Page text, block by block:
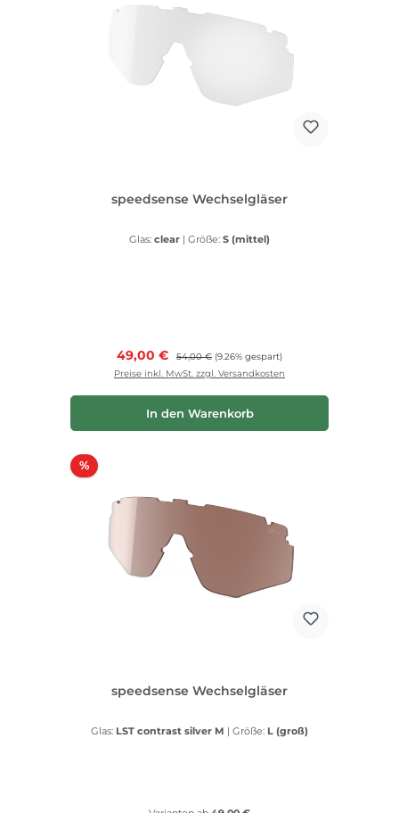
speedsense Wechselgläser
Glas: clear | Größe: S (mittel)
Verkaufspreis:
49,00 € Regulärer Preis:
54,00 € (9.26% gespart)
Preise inkl. MwSt. zzgl. Versandkosten
In den Warenkorb
%Rabatt
speedsense Wechselgläser
Glas: LST contrast silver M | Größe: L (groß)